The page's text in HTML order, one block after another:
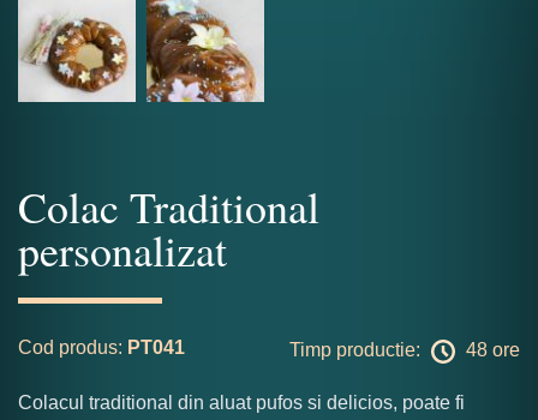
Colac Traditional
personalizat
Cod produs: PT041 Timp productie: 48 ore
Colacul traditional din aluat pufos si delicios, poate fi